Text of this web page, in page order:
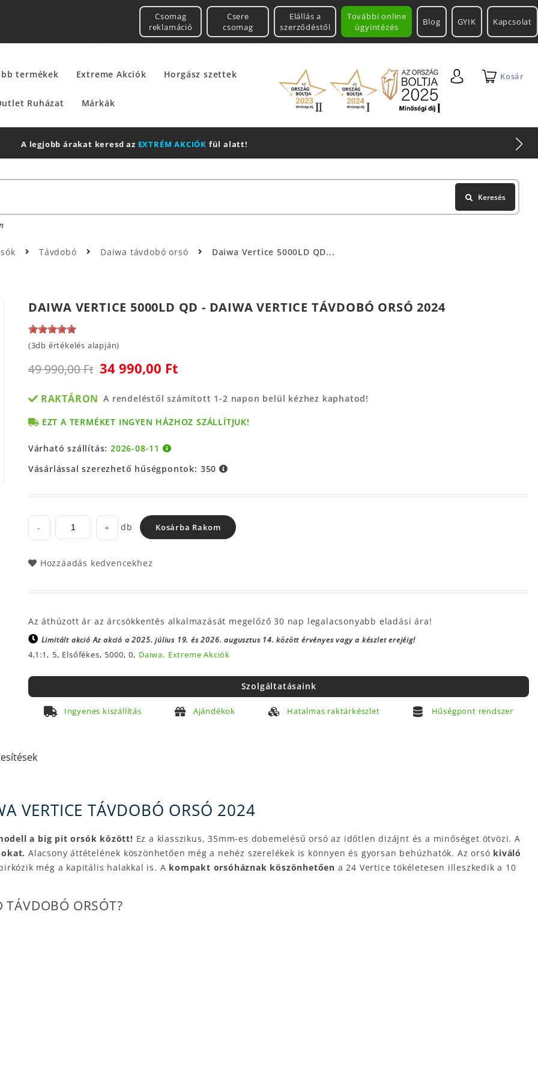
További online
ügyintézés
Csomag
reklamáció
Csere
csomag
Elállás a
szerződéstől
Blog GYIK Kapcsolat
termékek Extreme Akciók Horgász szettek
Ruházat Márkák
Kosár
A legjobb árakat keresd az EXTRÉM AKCIÓK fül alatt!
Keresés
Távdobó Daiwa távdobó orsó Daiwa Vertice 5000LD QD...
DAIWA VERTICE 5000LD QD - DAIWA VERTICE TÁVDOBÓ ORSÓ 2024
(3db értékelés alapján)
49 990,00 Ft 34 990,00 Ft
RAKTÁRON A rendeléstől számított 1-2 napon belül kézhez kaphatod!
EZT A TERMÉKET INGYEN HÁZHOZ SZÁLLÍTJUK!
Várható szállítás:2026-08-11
Vásárlással szerezhető hűségpontok: 350
- + db Kosárba Rakom
Hozzáadás kedvencekhez
Az áthúzott ár az árcsökkentés alkalmazását megelőző 30 nap legalacsonyabb eladási ára!
Limitált akcióAz akció a 2025. július 19. és 2026. augusztus 14. között érvényes vagy a készlet erejéig!
4,1:1, 5, Elsőfékes, 5000, 0, Daiwa, Extreme Akciók
Szolgáltatásaink
Ingyenes kiszállítás Ajándékok Hatalmas raktárkészlet Hűségpont rendszer
VERTICE TÁVDOBÓ ORSÓ 2024
a big pit orsók között! Ez a klasszikus, 35mm-es dobemelésű orsó az időtlen dizájnt és a minőséget ötvözi. A
Alacsony áttételének köszönhetően még a nehéz szerelékek is könnyen és gyorsan behúzhatók. Az orsó kiváló
még a kapitális halakkal is. A kompakt orsóháznak köszönhetően a 24 Vertice tökéletesen illeszkedik a 10
ORSÓT?